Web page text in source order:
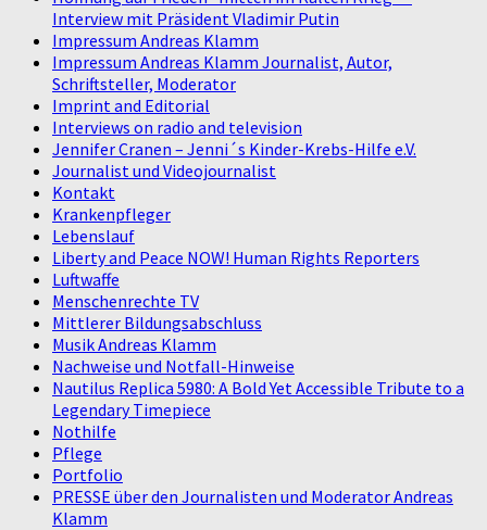
Interview mit Präsident Vladimir Putin
Impressum Andreas Klamm
Impressum Andreas Klamm Journalist, Autor,
Schriftsteller, Moderator
Imprint and Editorial
Interviews on radio and television
Jennifer Cranen – Jenni´s Kinder-Krebs-Hilfe e.V.
Journalist und Videojournalist
Kontakt
Krankenpfleger
Lebenslauf
Liberty and Peace NOW! Human Rights Reporters
Luftwaffe
Menschenrechte TV
Mittlerer Bildungsabschluss
Musik Andreas Klamm
Nachweise und Notfall-Hinweise
Nautilus Replica 5980: A Bold Yet Accessible Tribute to a
Legendary Timepiece
Nothilfe
Pflege
Portfolio
PRESSE über den Journalisten und Moderator Andreas
Klamm